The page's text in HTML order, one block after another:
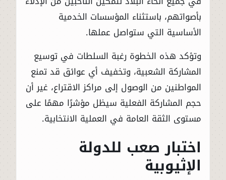
بأصواتهم، باستثناء المؤسسات الخدمية
الأساسية التي ستواصل عملها.
وتؤكد هذه الخطوة رغبة السلطات في توسيع
المشاركة الشعبية، وتخفيف أي عوائق قد تمنع
المواطنين من الوصول إلى مراكز الاقتراع، غير أن
حجم المشاركة الفعلية سيظل مؤشرًا مهمًا على
مستوى الثقة العامة في العملية الانتخابية.
اختبار صعب للدولة
الإثيوبية